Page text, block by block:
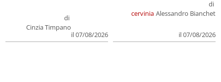
di
Cinzia Timpano
il 07/08/2026
cervinia
di
Alessandro Bianchet
il 07/08/2026